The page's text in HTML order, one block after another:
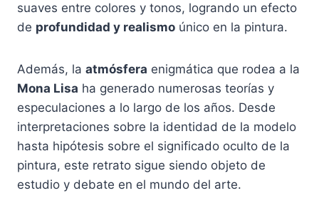
suaves entre colores y tonos, logrando un efecto
de profundidad y realismo único en la pintura.
Además, la atmósfera enigmática que rodea a la
Mona Lisa ha generado numerosas teorías y
especulaciones a lo largo de los años. Desde
interpretaciones sobre la identidad de la modelo
hasta hipótesis sobre el significado oculto de la
pintura, este retrato sigue siendo objeto de
estudio y debate en el mundo del arte.